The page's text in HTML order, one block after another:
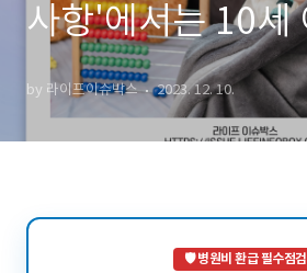
사항'에서는 10세
및 어린이들에게
는 성홍열의 주요
이 알아야 할 필..
by 라이프이슈박스 2023. 12. 10.
🛡️ 병원비 환급 필수점검